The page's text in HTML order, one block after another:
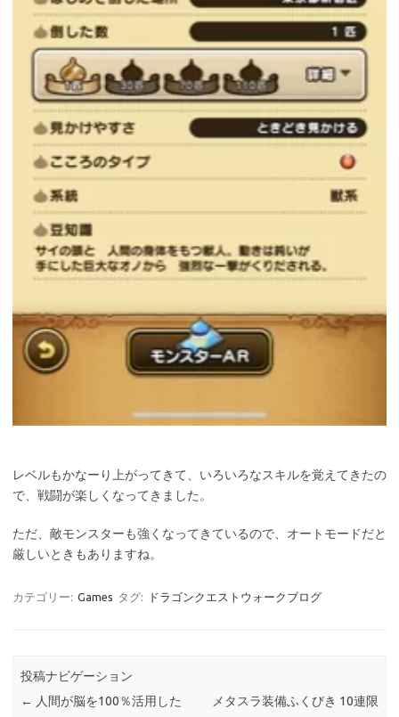
レベルもかなーり上がってきて、いろいろなスキルを覚えてきたの
で、戦闘が楽しくなってきました。
ただ、敵モンスターも強くなってきているので、オートモードだと
厳しいときもありますね。
カテゴリー: Games タグ: ドラゴンクエストウォークブログ
投稿ナビゲーション
← 人間が脳を100％活用した
メタスラ装備ふくびき 10連限